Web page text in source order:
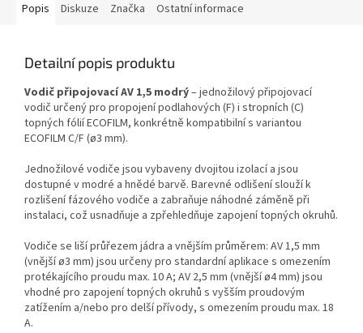
Popis Diskuze Značka Ostatní informace
Detailní popis produktu
Vodič připojovací AV 1,5 modrý– jednožilový připojovací
vodič určený pro propojení podlahových (F) i stropních (C)
topných fólií ECOFILM, konkrétně kompatibilní s variantou
ECOFILM C/F (ø3 mm).
Jednožilové vodiče jsou vybaveny dvojitou izolací a jsou
dostupné v modré a hnědé barvě. Barevné odlišení slouží k
rozlišení fázového vodiče a zabraňuje náhodné záměně při
instalaci, což usnadňuje a zpřehledňuje zapojení topných okruhů.
Vodiče se liší průřezem jádra a vnějším průměrem: AV 1,5 mm
(vnější ø3 mm) jsou určeny pro standardní aplikace s omezením
protékajícího proudu max. 10 A; AV 2,5 mm (vnější ø4 mm) jsou
vhodné pro zapojení topných okruhů s vyšším proudovým
zatížením a/nebo pro delší přívody, s omezením proudu max. 18
A.